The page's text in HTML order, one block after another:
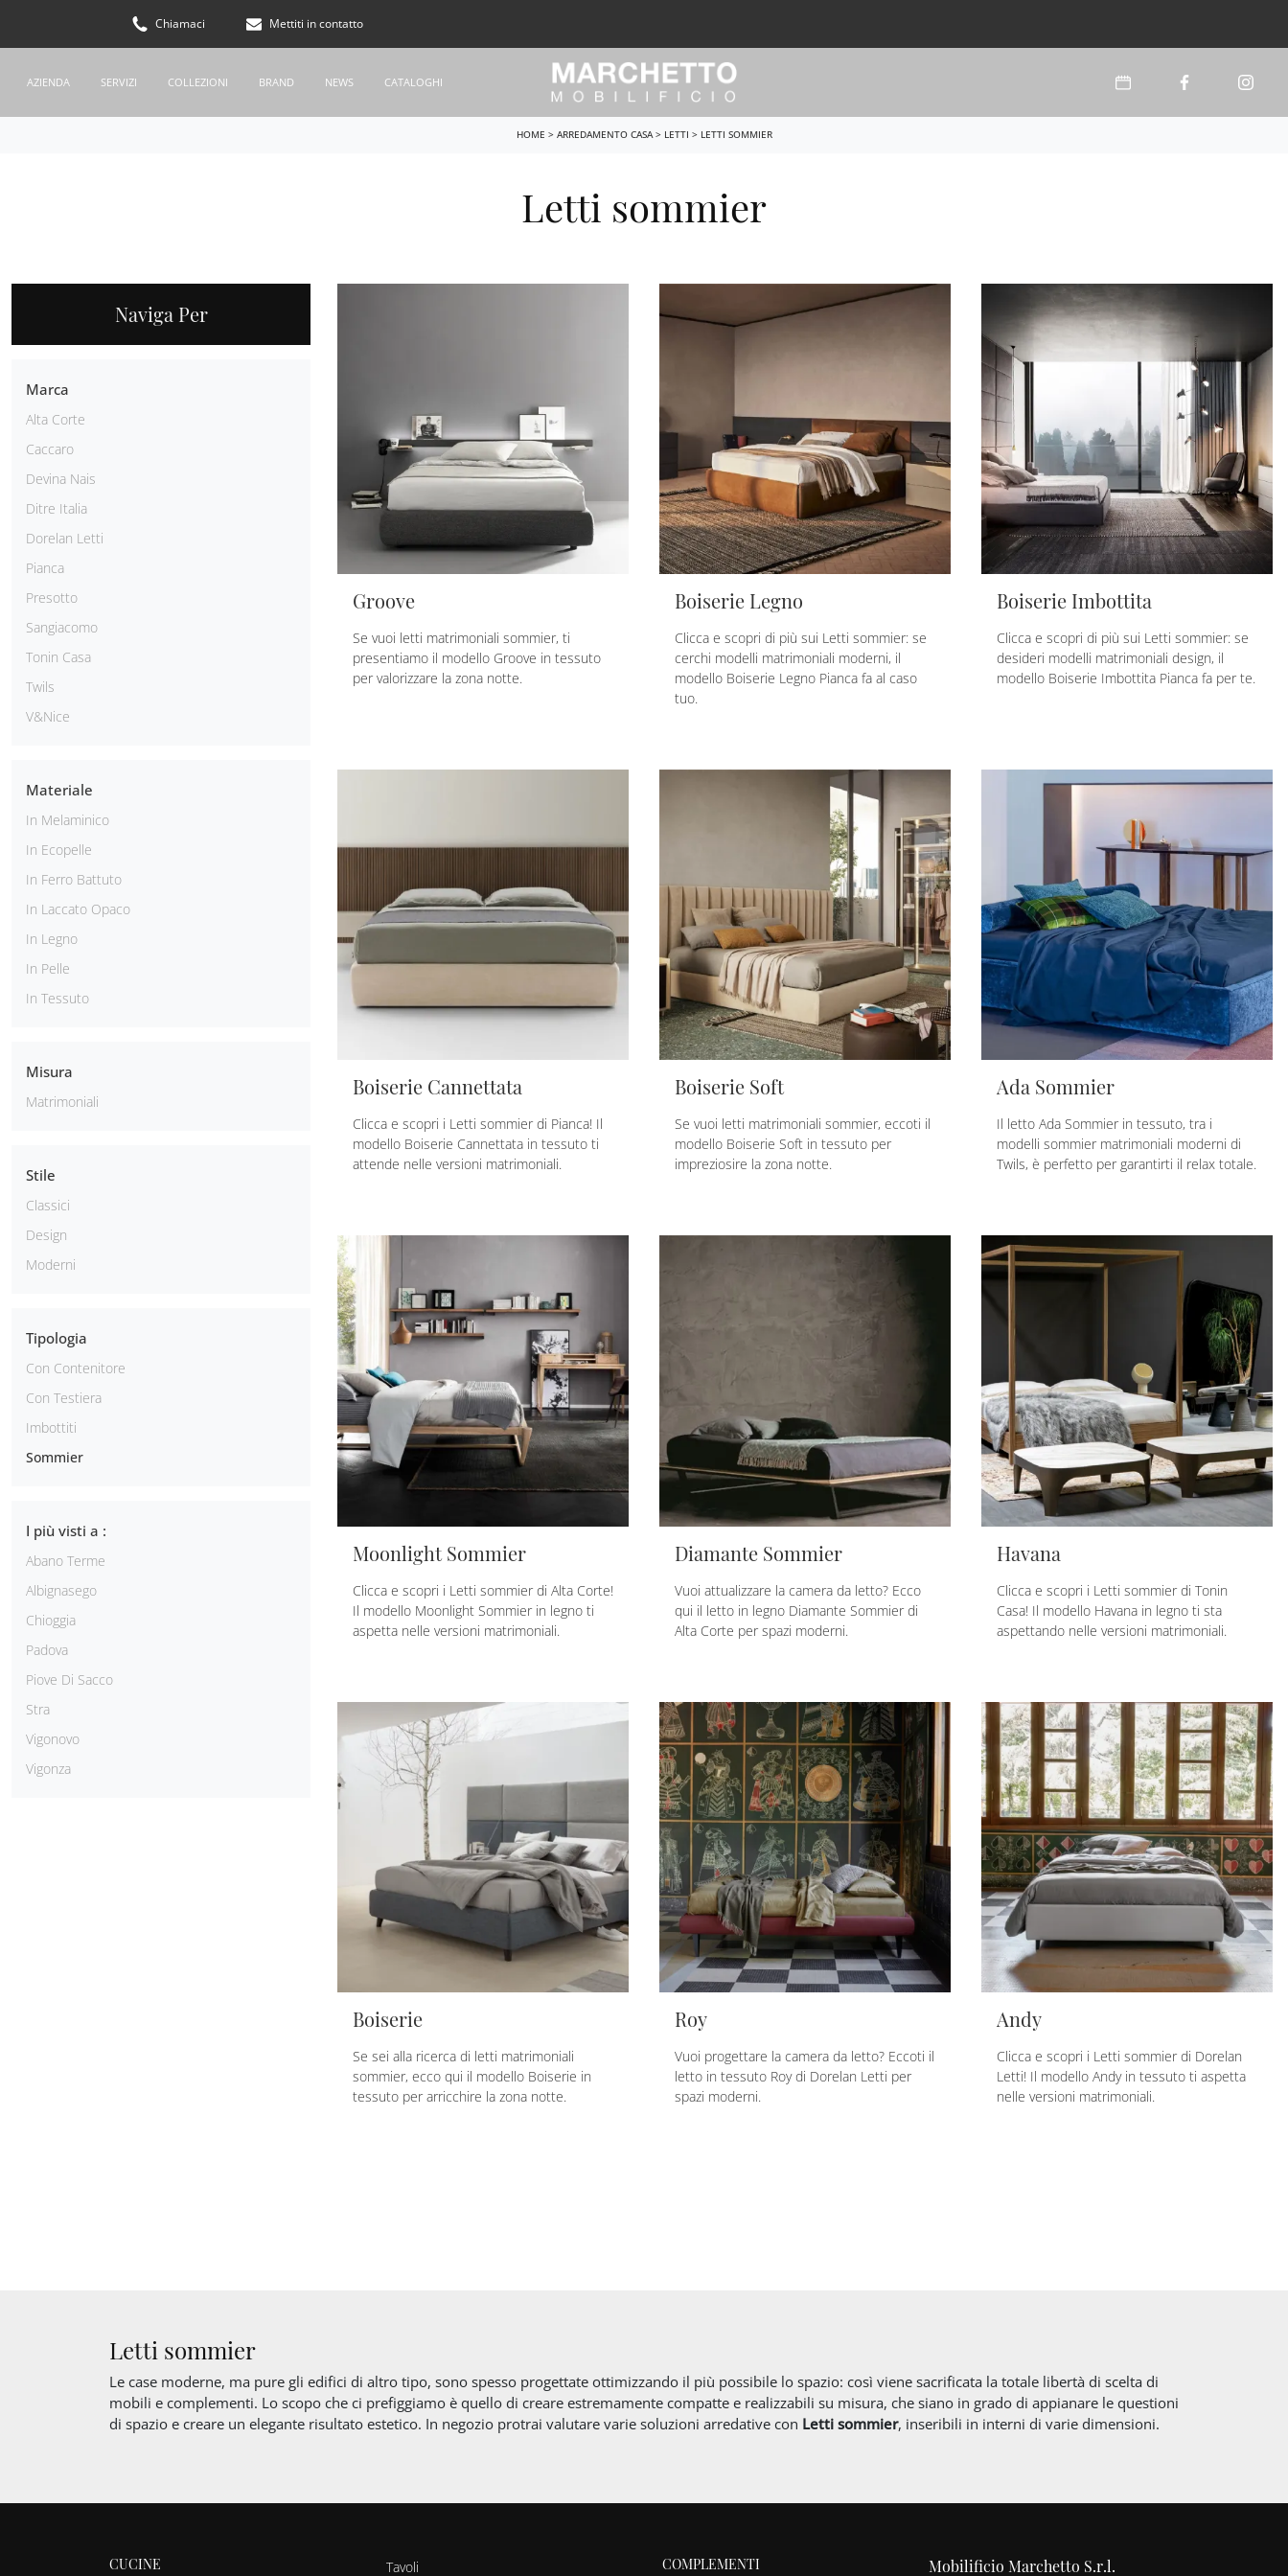
Chiamaci Mettiti in contatto
AZIENDA SERVIZI COLLEZIONI BRAND NEWS CATALOGHI
HOME > ARREDAMENTO CASA> LETTI > LETTI SOMMIER
Letti sommier
Naviga Per
Marca
Alta Corte
Caccaro
Devina Nais
Ditre Italia
Dorelan Letti
Pianca
Presotto
Sangiacomo
Tonin Casa
Twils
V&Nice
Materiale
In Melaminico
In Ecopelle
In Ferro Battuto
In Laccato Opaco
In Legno
In Pelle
In Tessuto
Misura
Matrimoniali
Stile
Classici
Design
Moderni
Tipologia
Con Contenitore
Con Testiera
Imbottiti
Sommier
I più visti a :
Abano Terme
Albignasego
Chioggia
Padova
Piove Di Sacco
Stra
Vigonovo
Vigonza
Groove
Se vuoi letti matrimoniali sommier, ti
presentiamo il modello Groove in tessuto
per valorizzare la zona notte.
Boiserie Legno
Clicca e scopri di più sui Letti sommier: se
cerchi modelli matrimoniali moderni, il
modello Boiserie Legno Pianca fa al caso
tuo.
Boiserie Imbottita
Clicca e scopri di più sui Letti sommier: se
desideri modelli matrimoniali design, il
modello Boiserie Imbottita Pianca fa per te.
Boiserie Cannettata
Clicca e scopri i Letti sommier di Pianca! Il
modello Boiserie Cannettata in tessuto ti
attende nelle versioni matrimoniali.
Boiserie Soft
Se vuoi letti matrimoniali sommier, eccoti il
modello Boiserie Soft in tessuto per
impreziosire la zona notte.
Ada Sommier
Il letto Ada Sommier in tessuto, tra i
modelli sommier matrimoniali moderni di
Twils, è perfetto per garantirti il relax totale.
Moonlight Sommier
Clicca e scopri i Letti sommier di Alta Corte!
Il modello Moonlight Sommier in legno ti
aspetta nelle versioni matrimoniali.
Diamante Sommier
Vuoi attualizzare la camera da letto? Ecco
qui il letto in legno Diamante Sommier di
Alta Corte per spazi moderni.
Havana
Clicca e scopri i Letti sommier di Tonin
Casa! Il modello Havana in legno ti sta
aspettando nelle versioni matrimoniali.
Boiserie
Se sei alla ricerca di letti matrimoniali
sommier, ecco qui il modello Boiserie in
tessuto per arricchire la zona notte.
Roy
Vuoi progettare la camera da letto? Eccoti il
letto in tessuto Roy di Dorelan Letti per
spazi moderni.
Andy
Clicca e scopri i Letti sommier di Dorelan
Letti! Il modello Andy in tessuto ti aspetta
nelle versioni matrimoniali.
Letti sommier
Le case moderne, ma pure gli edifici di altro tipo, sono spesso progettate ottimizzando il più possibile lo spazio: così viene sacrificata la totale libertà di scelta di
mobili e complementi. Lo scopo che ci prefiggiamo è quello di creare estremamente compatte e realizzabili su misura, che siano in grado di appianare le questioni
di spazio e creare un elegante risultato estetico. In negozio protrai valutare varie soluzioni arredative con Letti sommier, inseribili in interni di varie dimensioni.
CUCINE Tavoli COMPLEMENTI Mobilificio Marchetto S.r.l.